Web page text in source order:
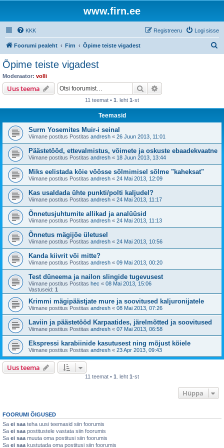
www.firn.ee
KKK Logi sisse
Registreeru
Foorumi pealeht Firn Õpime teiste vigadest
Õpime teiste vigadest
Moderaator: volli
Uus teema Otsi
11 teemat • 1 . leht 1-st
Teemasid
Surm Yosemites Muir-i seinal
Viimane postitus Postitas andresh « 26 Juun 2013, 11:01
Päästetööd, ettevalmistus, võimete ja oskuste ebaadekvaatne
Viimane postitus Postitas andresh « 18 Juun 2013, 13:44
Miks eelistada köie vöösse sõlmimisel sõlme "kaheksat"
Viimane postitus Postitas andresh « 24 Mai 2013, 12:09
Kas usaldada ühte punkti/polti kaljudel?
Viimane postitus Postitas andresh « 24 Mai 2013, 11:17
Õnnetusjuhtumite allikad ja analüüsid
Viimane postitus Postitas andresh « 24 Mai 2013, 11:13
Õnnetus mägijõe ületusel
Viimane postitus Postitas andresh « 24 Mai 2013, 10:56
Kanda kiivrit või mitte?
Viimane postitus Postitas andresh « 09 Mai 2013, 00:20
Test düneema ja nailon slingide tugevusest
Viimane postitus Postitas hec « 08 Mai 2013, 15:06
Vastuseid: 1
Krimmi mägipäästjate mure ja soovitused kaljuronijatele
Viimane postitus Postitas andresh « 08 Mai 2013, 07:26
Laviin ja päästetööd Karpaatides, järelmõtted ja soovitused
Viimane postitus Postitas andresh « 07 Mai 2013, 06:58
Ekspressi karabiinide kasutusest ning mõjust köiele
Viimane postitus Postitas andresh « 23 Apr 2013, 09:43
Uus teema
11 teemat • 1 . leht 1-st
Hüppa
FOORUMI ÕIGUSED
Sa ei saa teha uusi teemasid siin foorumis
Sa ei saa postitustele vastata siin foorumis
Sa ei saa muuta oma postitusi siin foorumis
Sa ei saa kustutada oma postitusi siin foorumis